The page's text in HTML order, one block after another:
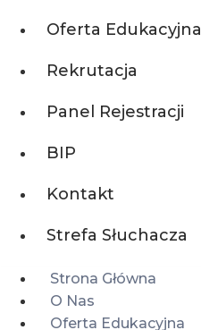
Oferta Edukacyjna
Rekrutacja
Panel Rejestracji
BIP
Kontakt
Strefa Słuchacza
Strona Główna
O Nas
Oferta Edukacyjna